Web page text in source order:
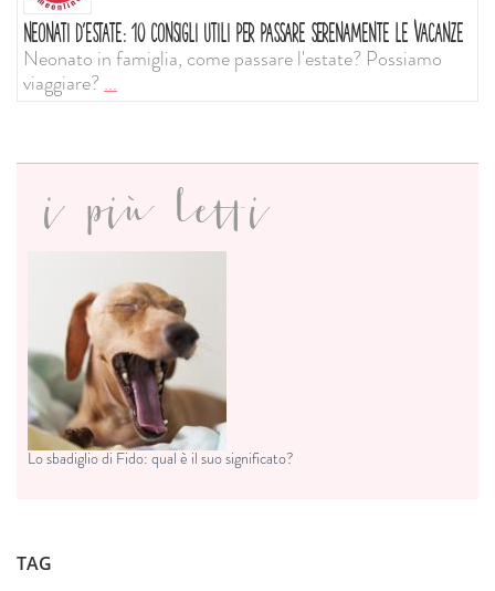
NEONATI D'ESTATE: 10 CONSIGLI UTILI PER PASSARE SERENAMENTE LE VACANZE
Neonato in famiglia, come passare l'estate? Possiamo
viaggiare?...
i più letti
Lo sbadiglio di Fido: qual è il suo significato?
TAG